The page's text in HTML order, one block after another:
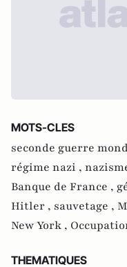
MOTS-CLES
seconde guerre
régime nazi ,
Banque de France ,
Hitler , sauvetage ,
New York ,
THEMATIQUES